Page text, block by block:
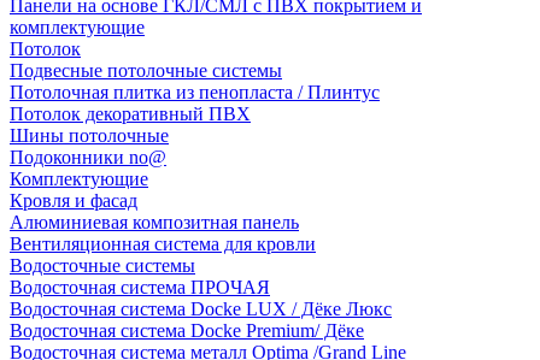
Панели на основе ГКЛ/СМЛ с ПВХ покрытием и
комплектующие
Потолок
Подвесные потолочные системы
Потолочная плитка из пенопласта / Плинтус
Потолок декоративный ПВХ
Шины потолочные
Подоконники no@
Комплектующие
Кровля и фасад
Алюминиевая композитная панель
Вентиляционная система для кровли
Водосточные системы
Водосточная система ПРОЧАЯ
Водосточная система Docke LUX / Дёке Люкс
Водосточная система Docke Premium/ Дёке
Водосточная система металл Optima /Grand Line